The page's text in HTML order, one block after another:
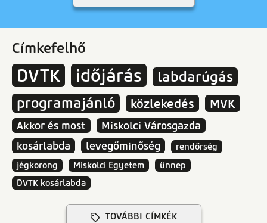
Címkefelhő
DVTK időjárás
labdarúgás
programajánló
közlekedés MVK
Akkor és most
Miskolci Városgazda
kosárlabda
levegőminőség
rendőrség
jégkorong
Miskolci Egyetem
ünnep
DVTK kosárlabda
TOVÁBBI CÍMKÉK